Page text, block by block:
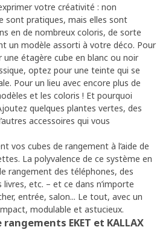
votre créativité : non
sont pratiques, mais elles sont
en de nombreux coloris, de sorte
un modèle assorti à votre déco. Pour
étagère cube en blanc ou noir
optez pour une teinte qui se
Pour un lieu avec encore plus de
et les coloris ! Et pourquoi
quelques plantes vertes, des
accessoires qui vous
vos cubes de rangement à l’aide de
La polyvalence de ce système en
rangement des téléphones, des
etc. – et ce dans n’importe
entrée, salon... Le tout, avec un
modulable et astucieux.
EKET et KALLAX